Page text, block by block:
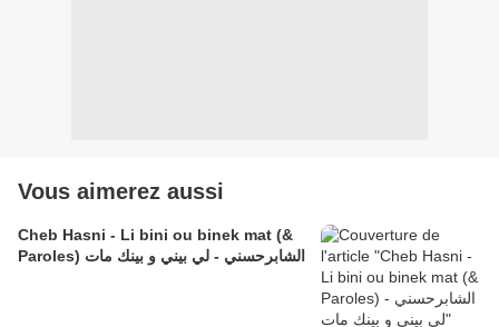
Vous aimerez aussi
Cheb Hasni - Li bini ou binek mat (&
Paroles) الشابرحسني - لي بيني و بينك مات